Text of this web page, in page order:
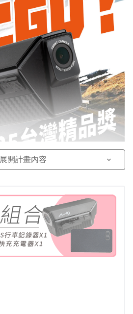
展開計畫內容 keyboard_arrow_down